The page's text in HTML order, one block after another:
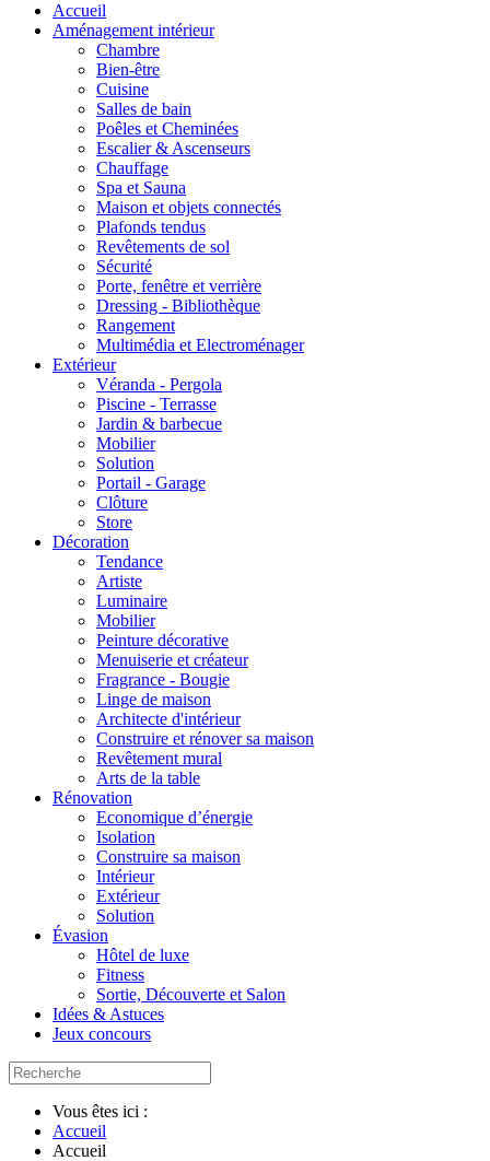
Accueil
Aménagement intérieur
Chambre
Bien-être
Cuisine
Salles de bain
Poêles et Cheminées
Escalier & Ascenseurs
Chauffage
Spa et Sauna
Maison et objets connectés
Plafonds tendus
Revêtements de sol
Sécurité
Porte, fenêtre et verrière
Dressing - Bibliothèque
Rangement
Multimédia et Electroménager
Extérieur
Véranda - Pergola
Piscine - Terrasse
Jardin & barbecue
Mobilier
Solution
Portail - Garage
Clôture
Store
Décoration
Tendance
Artiste
Luminaire
Mobilier
Peinture décorative
Menuiserie et créateur
Fragrance - Bougie
Linge de maison
Architecte d'intérieur
Construire et rénover sa maison
Revêtement mural
Arts de la table
Rénovation
Economique d’énergie
Isolation
Construire sa maison
Intérieur
Extérieur
Solution
Évasion
Hôtel de luxe
Fitness
Sortie, Découverte et Salon
Idées & Astuces
Jeux concours
Vous êtes ici :
Accueil
Accueil